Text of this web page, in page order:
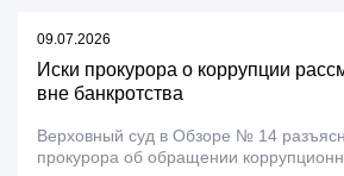
09.07.2026
Иски прокурора о коррупции
вне банкротства
Верховный суд в Обзоре № 14
прокурора об обращении